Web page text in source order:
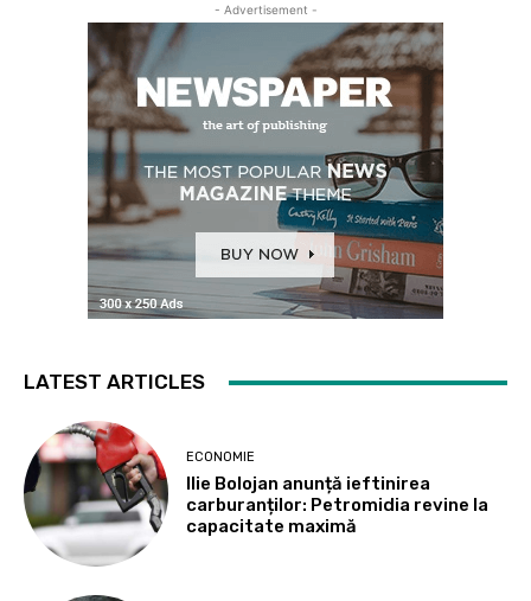
- Advertisement -
LATEST ARTICLES
ECONOMIE
Ilie Bolojan anunță ieftinirea
carburanților: Petromidia revine la
capacitate maximă